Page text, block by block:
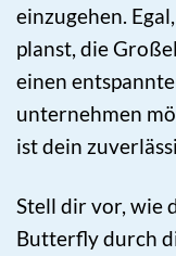
einzugehen.
planst, die
einen
unternehmen
ist dein
Stell dir vor, wie
Butterfly durch